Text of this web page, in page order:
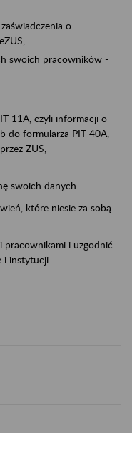
o
swoich pracowników -
11A, czyli informacji o
do formularza PIT 40A,
ZUS,
swoich danych.
które niesie za sobą
pracownikami i uzgodnić
i instytucji.